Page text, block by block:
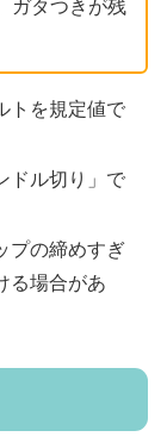
ガタつきが残
トを規定値で
ドル切り」で
プの締めすぎ
る場合があ